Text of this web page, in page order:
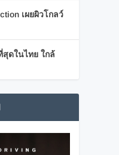
เผยผิวโกลว์
ดในไทย ใกล้